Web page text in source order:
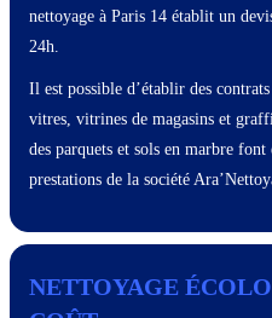
nettoyage à Paris 14 établit un
24h.
Il est possible d’établir des
vitres, vitrines de magasins et
des parquets et sols en marbre
prestations de la société
NETTOYAGE